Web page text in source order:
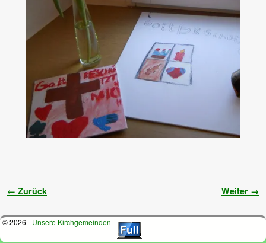
Bilder-Navigation
← Zurück Weiter →
© 2026 - Unsere Kirchgemeinden